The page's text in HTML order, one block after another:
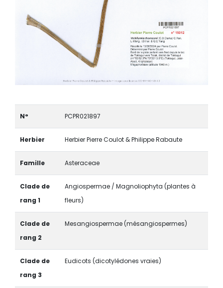
N° PCPR021897
Herbier Herbier Pierre Coulot & Philippe Rabaute
Famille Asteraceae
Clade de
rang 1
Angiospermae / Magnoliophyta (plantes à
fleurs)
Clade de
rang 2
Mesangiospermae (mésangiospermes)
Clade de
rang 3
Eudicots (dicotylédones vraies)